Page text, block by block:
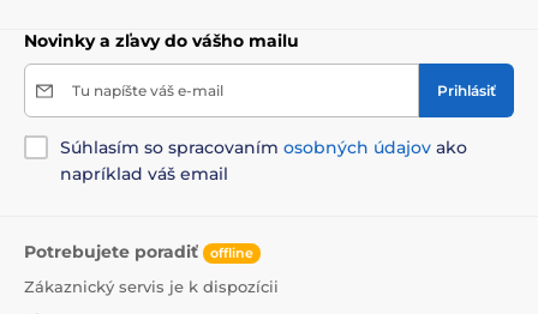
Novinky a zľavy do vášho mailu
Tu napíšte váš e-mail Prihlásiť
Súhlasím so spracovaním osobných údajov ako
napríklad váš email
Potrebujete poradiť offline
Zákaznický servis je k dispozícii